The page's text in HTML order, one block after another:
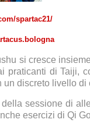
spartac21/
si cresce
praticanti di Taiji,
un discreto livello
della sessione di
esercizi di Qi